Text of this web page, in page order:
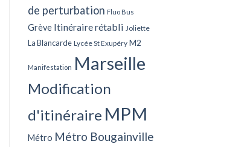
de perturbation Fluo Bus
Grève Itinéraire rétabli Joliette
La Blancarde Lycée St Exupéry M2
Manifestation Marseille
Modification
d'itinéraire MPM
Métro Métro Bougainville